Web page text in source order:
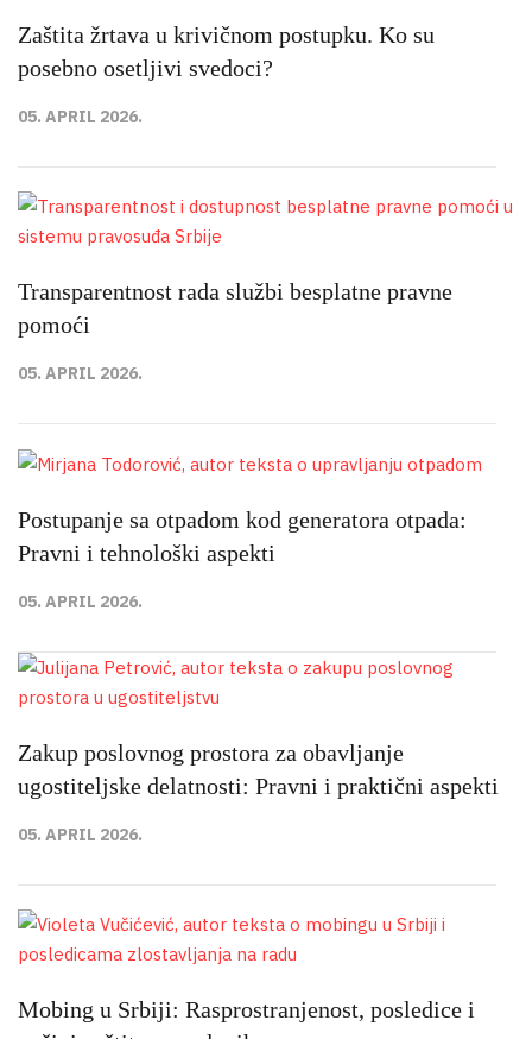
Zaštita žrtava u krivičnom postupku. Ko su
posebno osetljivi svedoci?
05. APRIL 2026.
Transparentnost rada službi besplatne pravne
pomoći
05. APRIL 2026.
Postupanje sa otpadom kod generatora otpada:
Pravni i tehnološki aspekti
05. APRIL 2026.
Zakup poslovnog prostora za obavljanje
ugostiteljske delatnosti: Pravni i praktični aspekti
05. APRIL 2026.
Mobing u Srbiji: Rasprostranjenost, posledice i